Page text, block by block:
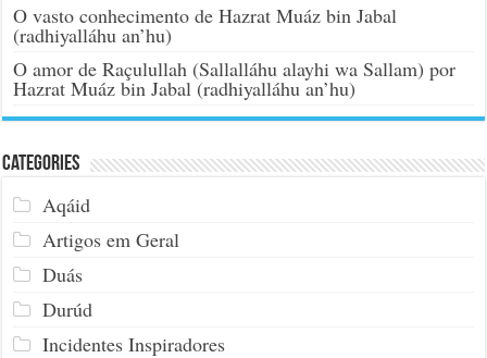
O vasto conhecimento de Hazrat Muáz bin Jabal
(radhiyalláhu an’hu)
O amor de Raçulullah (Sallalláhu alayhi wa Sallam) por
Hazrat Muáz bin Jabal (radhiyalláhu an’hu)
Categories
Aqáid
Artigos em Geral
Duás
Durúd
Incidentes Inspiradores